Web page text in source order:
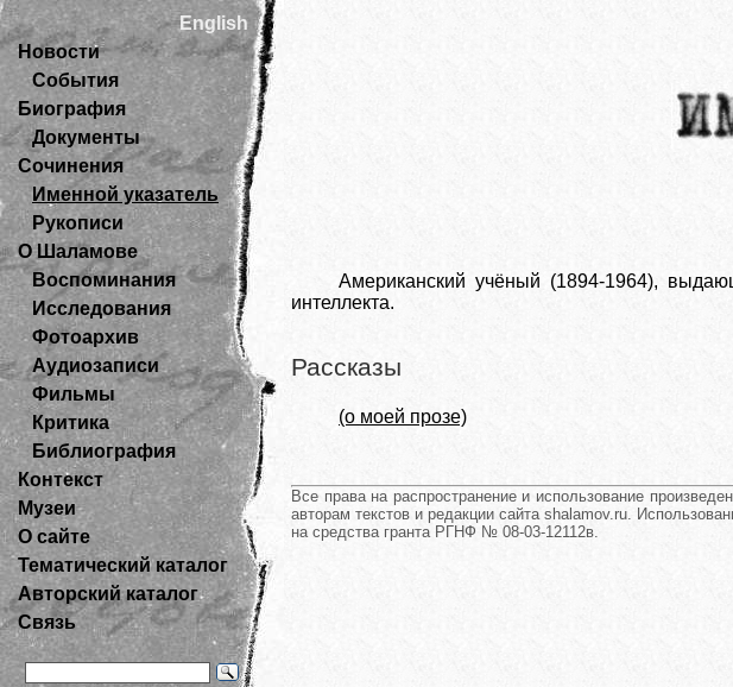
English
Новости
События
Биография
Документы
Сочинения
Именной указатель
Рукописи
О Шаламове
Воспоминания
Исследования
Фотоархив
Аудиозаписи
Фильмы
Критика
Библиография
Контекст
Музеи
О сайте
Тематический каталог
Авторский каталог
Связь
Американский учёный (1894-1964),
интеллекта.
Рассказы
(о моей прозе)
Все права на распространение и использование
авторам текстов и редакции сайта shalamov.ru.
на средства гранта РГНФ № 08-03-12112в.